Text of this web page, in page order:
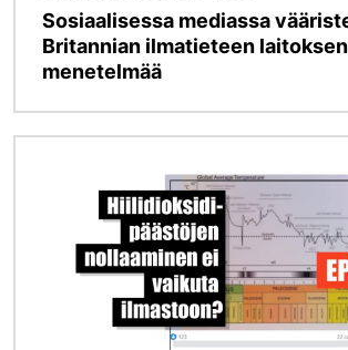
Sosiaalisessa mediassa
Britannian ilmatieteen
menetelmää